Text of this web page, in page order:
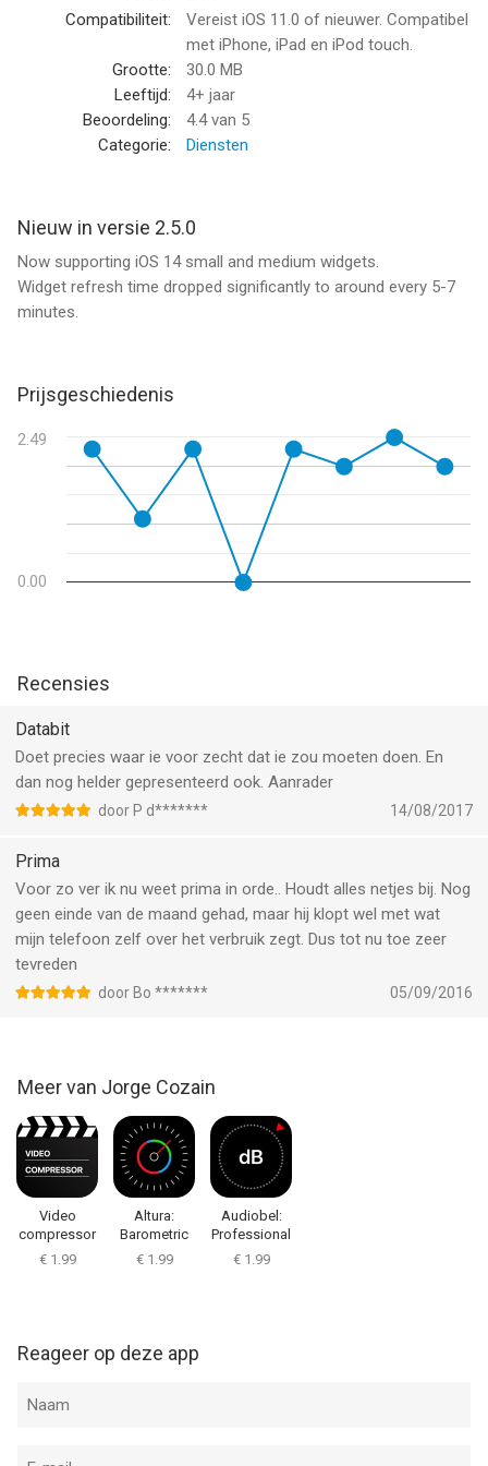
Databit: Dataverbruik van Jorge Cozain is een app voor iPhone,
iPad en iPod touch met iOS versie 11.0 of hoger, geschikt
bevonden voor gebruikers met leeftijden vanaf
Informatie voor Databit: Dataverbruikis het laatst vergeleken op
6 Aug om 10:01.
Compatibiliteit:
Vereist iOS 11.0 of nieuwer. Compatibel
met iPhone, iPad en iPod touch.
Grootte:
30.0 MB
Leeftijd:
4+ jaar
Beoordeling:
4.4van 5
Categorie:
Diensten
Nieuw in versie 2.5.0
Now supporting iOS 14 small and medium widgets.
Widget refresh time dropped significantly to around every 5-7
minutes.
Prijsgeschiedenis
2.49
0.00
Recensies
Databit
Doet precies waar ie voor zecht dat ie zou moeten doen. En
dan nog helder gepresenteerd ook. Aanrader
door P d******* 14/08/2017
Prima
Voor zo ver ik nu weet prima in orde.. Houdt alles netjes bij. Nog
geen einde van de maand gehad, maar hij klopt wel met wat
mijn telefoon zelf over het verbruik zegt. Dus tot nu toe zeer
tevreden
door Bo ******* 05/09/2016
Meer van Jorge Cozain
Video
compressor
express
€ 1.99
Altura:
Barometric
pressure
€ 1.99
Audiobel:
Professional
SPL
€ 1.99
Reageer op deze app